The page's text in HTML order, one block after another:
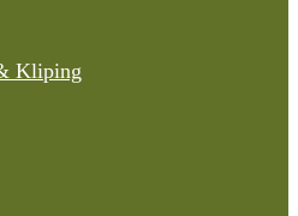
Kliping